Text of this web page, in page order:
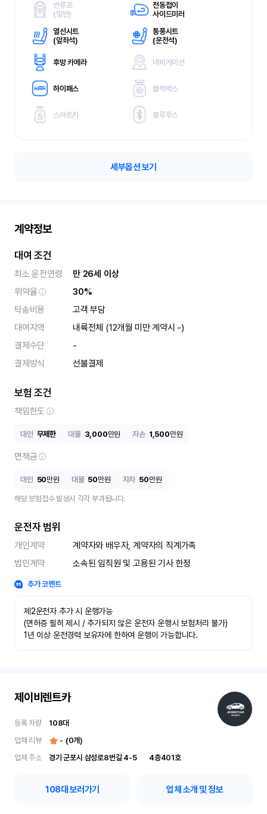
썬루프
(일반)
전동접이
사이드미러
열선시트
(앞좌석)
통풍시트
(운전석)
후방 카메라 내비게이션
하이패스 블랙박스
스마트키 블루투스
세부옵션 보기
계약정보
대여 조건
최소 운전연령
만 26세 이상
위약율
30%
탁송비용
고객 부담
대여지역
내륙전체 (12개월 미만 계약시 -)
결제수단
-
결제방식
선불결제
보험 조건
책임한도
대인 무제한 대물 3,000만원 자손 1,500만원
면책금
대인 50만원 대물 50만원 자차 50만원
해당 보험접수 발생시 각각 부과됩니다.
운전자 범위
개인계약
계약자와 배우자, 계약자의 직계가족
법인계약
소속된 임직원 및 고용된 기사 한정
추가 코멘트
제2운전자 추가 시 운행가능
(면허증 필히 제시 / 추가되지 않은 운전자 운행시 보험처리 불가)
1년 이상 운전경력 보유자에 한하여 운행이 가능합니다.
제이비렌트카
등록 차량 108대
업체 리뷰
- (0개)
업체 주소
경기 군포시 삼성로8번길 4-5	4층401호
108대 보러가기 업체 소개 및 정보